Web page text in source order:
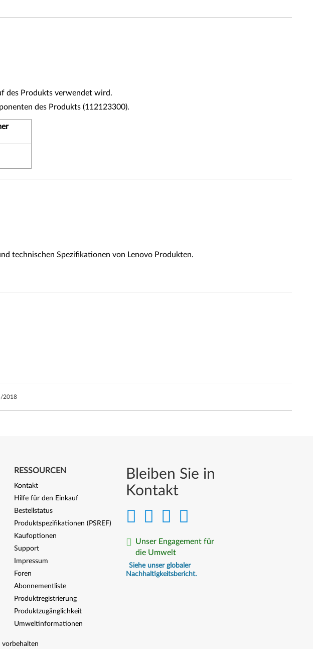
des Produkts verwendet wird.
des Produkts (112123300).
technischen Spezifikationen von Lenovo Produkten.
2018
Bleiben Sie in
Kontakt
Unser Engagement für
die Umwelt
Siehe unser globaler
Nachhaltigkeitsbericht.
RESSOURCEN
Kontakt
Hilfe für den Einkauf
Bestellstatus
Produktspezifikationen (PSREF)
Kaufoptionen
Support
Impressum
Foren
Abonnementliste
Produktregistrierung
Produktzugänglichkeit
Umweltinformationen
vorbehalten